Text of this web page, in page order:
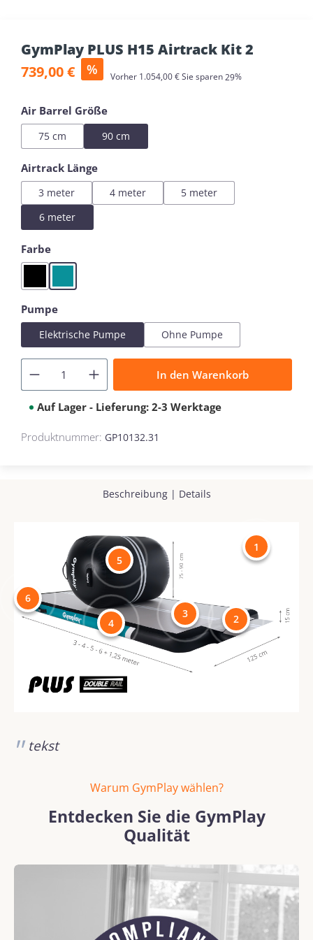
GymPlay PLUS H15 Airtrack Kit 2
Verkaufspreis:
739,00 € % Vorher Regulärer Preis:
1.054,00 €Sie sparen29%
Air Barrel Größeauswählen
75 cm 90 cm
Airtrack Längeauswählen
3 meter 4 meter
5 meter
6 meter
Farbeauswählen
Black Mint
Pumpeauswählen
Elektrische Pumpe Ohne Pumpe
In den Warenkorb
Auf Lager - Lieferung: 2-3 Werktage
Produktnummer: GP10132.31
Beschreibung| Details
1
2
3
4
5
6
tekst
Warum GymPlay wählen?
Entdecken Sie die GymPlay
Qualität
Bildergalerie überspringen
REACH